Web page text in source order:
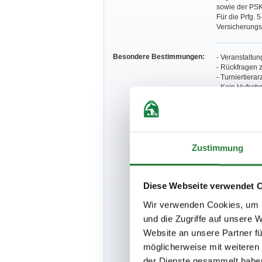
Zustimmung
Diese Webseite verwendet
Wir verwenden Cookies,
und die Zugriffe auf unsere
Website an unsere Partner
möglicherweise mit
sowie der
Für die Prfg.
Besondere Bestimmungen:
-
- Rückfragen
-
- Kein
Unbezahlte
- Für
- Für
je Reiter
- Stallungen
- Der
- Der
- Auf dem